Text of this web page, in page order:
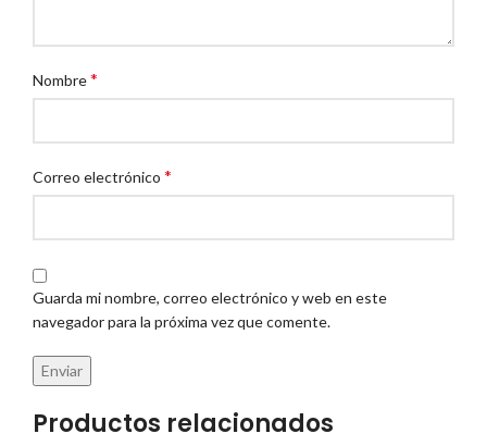
Nombre*
Correo electrónico *
Guarda mi nombre, correo electrónico y web en este
navegador para la próxima vez que comente.
Productos relacionados